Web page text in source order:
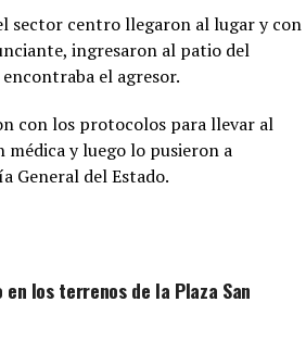
sector centro llegaron al lugar y con
ingresaron al patio del
el agresor.
con los protocolos para llevar al
y luego lo pusieron a
General del Estado.
los terrenos de la Plaza San